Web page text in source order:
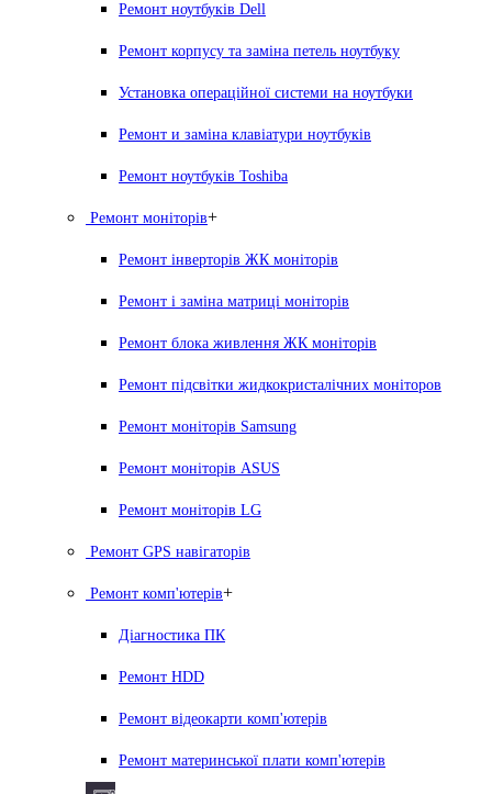
Ремонт ноутбуків Dell
Ремонт корпусу та заміна петель ноутбуку
Установка операційної системи на ноутбуки
Ремонт и заміна клавіатури ноутбуків
Ремонт ноутбуків Toshiba
Ремонт моніторів+
Ремонт інверторів ЖК моніторів
Ремонт і заміна матриці моніторів
Ремонт блока живлення ЖК моніторів
Ремонт підсвітки жидкокристалічних моніторов
Ремонт моніторів Samsung
Ремонт моніторів ASUS
Ремонт моніторів LG
Ремонт GPS навігаторів
Ремонт комп'ютерів+
Діагностика ПК
Ремонт HDD
Ремонт відеокарти комп'ютерів
Ремонт материнської плати комп'ютерів